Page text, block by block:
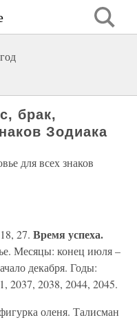
брак,
Зодиака
для всех знаков
27. Время успеха.
Месяцы: конец июля –
декабря. Годы:
2037, 2038, 2044, 2045.
оленя. Талисман